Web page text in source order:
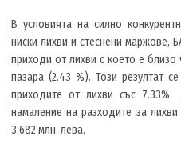
В условията на силно
ниски лихви и стеснени маржове,
приходи от лихви с което е
пазара (2.43 %). Този резултат
приходите от лихви със
намаление на разходите за
3.682 млн. лева.